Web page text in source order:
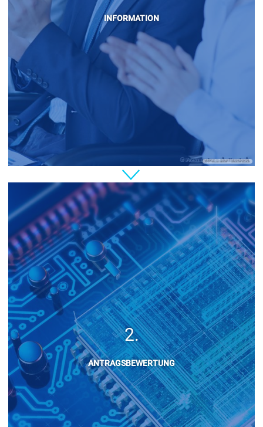
INFORMATION
© Pressmaster – shutterstock
ANTRAGSBEWERTUNG